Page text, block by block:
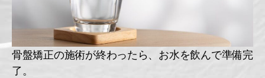
骨盤矯正の施術が終わったら、お水を飲んで準備完
了。